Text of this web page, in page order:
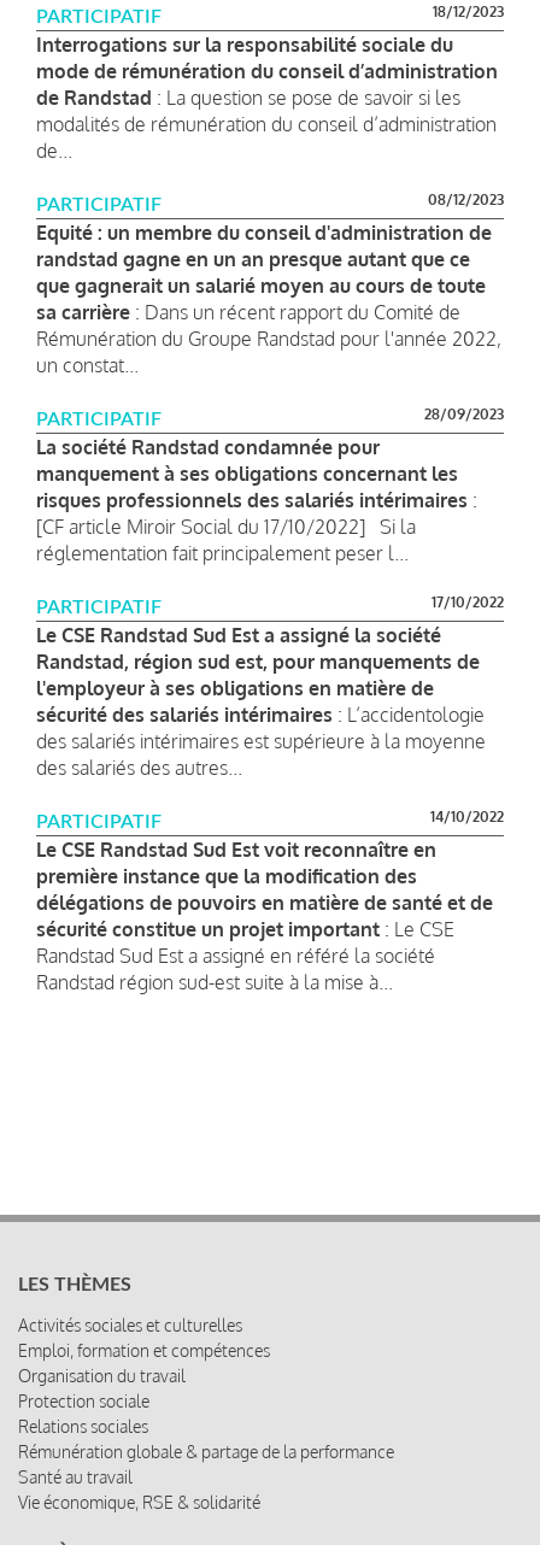
PARTICIPATIF 18/12/2023
Interrogations sur la responsabilité sociale du
mode de rémunération du conseil d’administration
de Randstad : La question se pose de savoir si les
modalités de rémunération du conseil d’administration
de...
PARTICIPATIF 08/12/2023
Equité : un membre du conseil d'administration de
randstad gagne en un an presque autant que ce
que gagnerait un salarié moyen au cours de toute
sa carrière : Dans un récent rapport du Comité de
Rémunération du Groupe Randstad pour l'année 2022,
un constat...
PARTICIPATIF 28/09/2023
La société Randstad condamnée pour
manquement à ses obligations concernant les
risques professionnels des salariés intérimaires :
[CF article Miroir Social du 17/10/2022] Si la
réglementation fait principalement peser l...
PARTICIPATIF 17/10/2022
Le CSE Randstad Sud Est a assigné la société
Randstad, région sud est, pour manquements de
l'employeur à ses obligations en matière de
sécurité des salariés intérimaires : L’accidentologie
des salariés intérimaires est supérieure à la moyenne
des salariés des autres...
PARTICIPATIF 14/10/2022
Le CSE Randstad Sud Est voit reconnaître en
première instance que la modification des
délégations de pouvoirs en matière de santé et de
sécurité constitue un projet important : Le CSE
Randstad Sud Est a assigné en référé la société
Randstad région sud-est suite à la mise à...
LES THÈMES
Activités sociales et culturelles
Emploi, formation et compétences
Organisation du travail
Protection sociale
Relations sociales
Rémunération globale & partage de la performance
Santé au travail
Vie économique, RSE & solidarité